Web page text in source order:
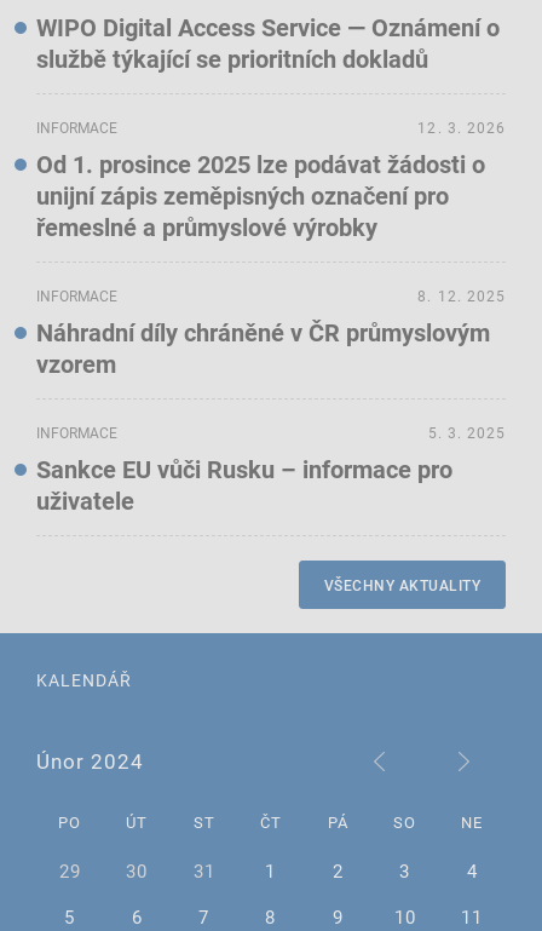
WIPO Digital Access Service — Oznámení o
službě týkající se prioritních dokladů
INFORMACE
Od 1. prosince 2025 lze podávat žádosti o
unijní zápis zeměpisných označení pro
řemeslné a průmyslové výrobky
12. 3. 2026
INFORMACE
Náhradní díly chráněné v ČR průmyslovým
vzorem
8. 12. 2025
INFORMACE
Sankce EU vůči Rusku – informace pro
uživatele
5. 3. 2025
VŠECHNY AKTUALITY
KALENDÁŘ
Únor 2024
PO ÚT ST ČT PÁ SO NE
29 30 31 1 2 3
4
5
6 7 8 9 10
11